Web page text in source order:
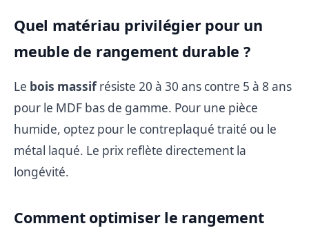
Quel matériau privilégier pour un
meuble de rangement durable ?
Le bois massifrésiste 20 à 30 ans contre 5 à 8 ans
pour le MDF bas de gamme. Pour une pièce
humide, optez pour le contreplaqué traité ou le
métal laqué. Le prix reflète directement la
longévité.
Comment optimiser le rangement